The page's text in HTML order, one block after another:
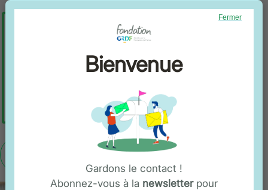
Fermer
Bienvenue
Gardons le contact !
Abonnez-vous à la newsletterpour